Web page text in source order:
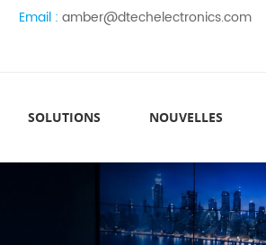
Email : amber@dtechelectronics.com
SOLUTIONS NOUVELLES